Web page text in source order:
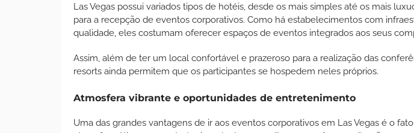
Las Vegas possui variados tipos de hotéis, desde os mais simples até os mais
para a recepção de eventos corporativos. Como há estabelecimentos com
qualidade, eles costumam oferecer espaços de eventos integrados aos seus
Assim, além de ter um local confortável e prazeroso para a realização das
resorts ainda permitem que os participantes se hospedem neles próprios.
Atmosfera vibrante e oportunidades de entretenimento
Uma das grandes vantagens de ir aos eventos corporativos em Las Vegas é o